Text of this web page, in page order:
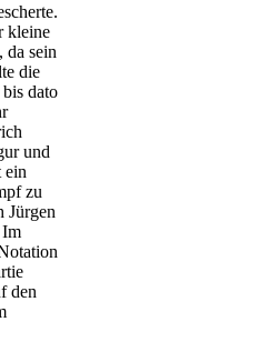
kleine
da sein
die
dato
und
ein
zu
Jürgen
Im
den